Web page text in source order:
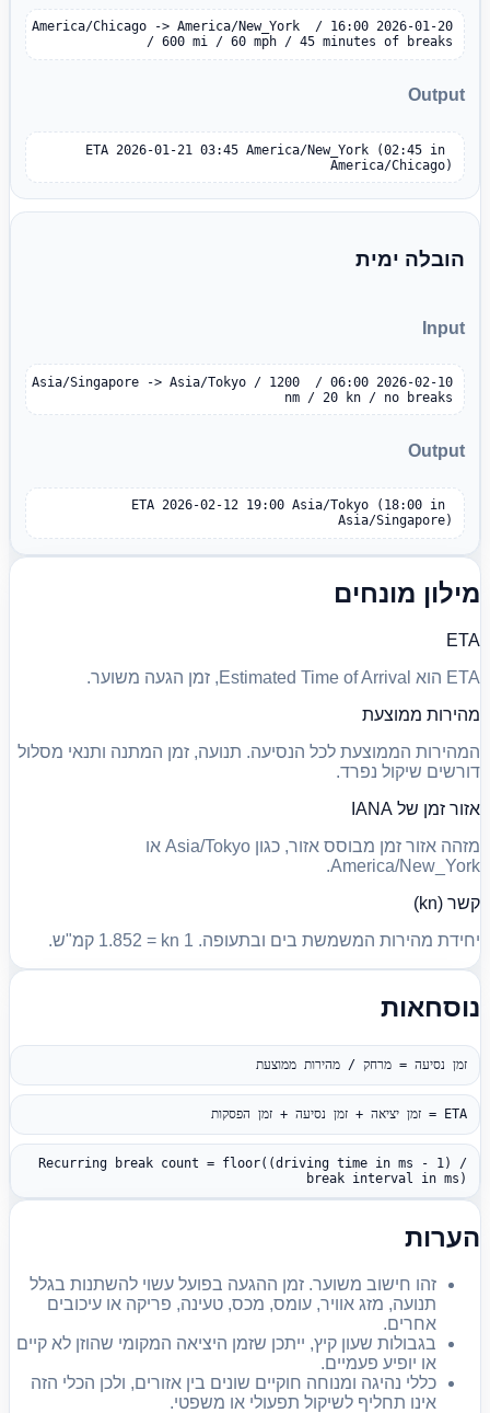
2026-01-20 16:00 / America/Chicago -> America/New_York
/ 600 mi / 60 mph / 45 minutes of breaks
Output
ETA 2026-01-21 03:45 America/New_York (02:45 in
America/Chicago)
הובלה ימית
Input
2026-02-10 06:00 / Asia/Singapore -> Asia/Tokyo / 1200
nm / 20 kn / no breaks
Output
ETA 2026-02-12 19:00 Asia/Tokyo (18:00 in
Asia/Singapore)
מילון מונחים
ETA
ETA הוא Estimated Time of Arrival, זמן הגעה משוער.
מהירות ממוצעת
המהירות הממוצעת לכל הנסיעה. תנועה, זמן המתנה ותנאי מסלול
דורשים שיקול נפרד.
אזור זמן של IANA
מזהה אזור זמן מבוסס אזור, כגון Asia/Tokyo או
America/New_York.
קשר (kn)
יחידת מהירות המשמשת בים ובתעופה. 1 kn = ‏1.852 קמ"ש.
נוסחאות
זמן נסיעה = מרחק / מהירות ממוצעת
ETA = זמן יציאה + זמן נסיעה + זמן הפסקות
Recurring break count = floor((driving time in ms - 1) /
break interval in ms)
הערות
זהו חישוב משוער. זמן ההגעה בפועל עשוי להשתנות בגלל
תנועה, מזג אוויר, עומס, מכס, טעינה, פריקה או עיכובים
אחרים.
בגבולות שעון קיץ, ייתכן שזמן היציאה המקומי שהוזן לא קיים
או יופיע פעמיים.
כללי נהיגה ומנוחה חוקיים שונים בין אזורים, ולכן הכלי הזה
אינו תחליף לשיקול תפעולי או משפטי.